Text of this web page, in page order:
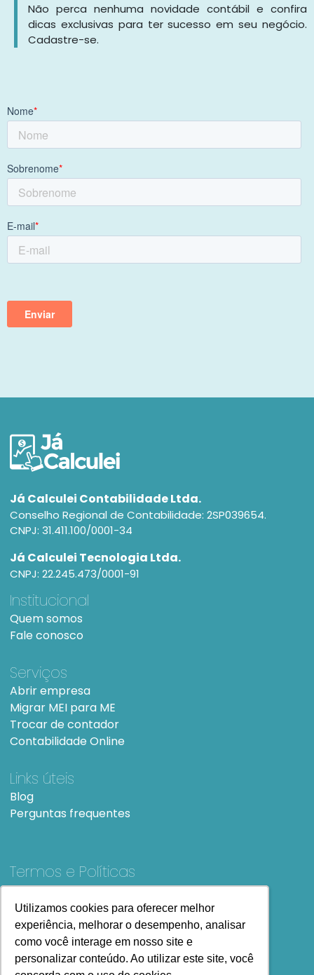
Utilizamos cookies para oferecer melhor
experiência, melhorar o desempenho, analisar
como você interage em nosso site e
personalizar conteúdo. Ao utilizar este site, você
Utilizamos cookies para oferecer melhor
experiência, melhorar o desempenho, analisar
como você interage em nosso site e
personalizar conteúdo. Ao utilizar este site, você
Não perca nenhuma novidade contábil e confira
dicas exclusivas para ter sucesso em seu negócio.
Cadastre-se.
Já Calculei Contabilidade Ltda.
Conselho Regional de Contabilidade: 2SP039654.
CNPJ: 31.411.100/0001-34
Já Calculei Tecnologia Ltda.
CNPJ: 22.245.473/0001-91
Institucional
Quem somos
Fale conosco
Serviços
Abrir empresa
Migrar MEI para ME
Trocar de contador
Contabilidade Online
Links úteis
Blog
Perguntas frequentes
Termos e Políticas
Termos e condições de UsoSiteMap